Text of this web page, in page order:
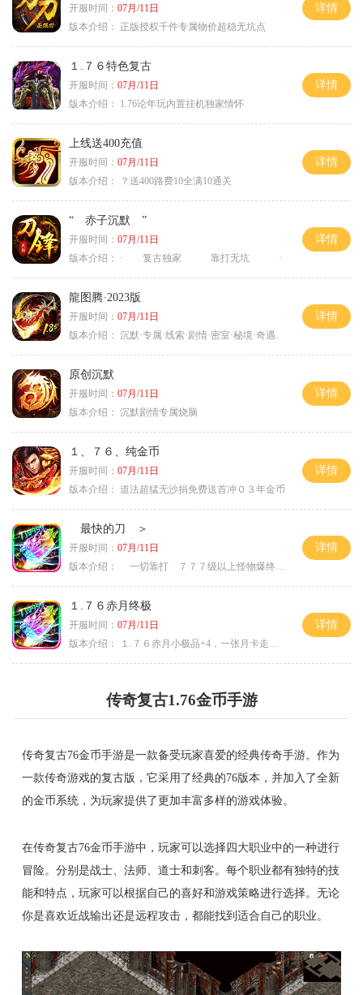
开服时间： 07月/11日
版本介绍：
正版授权千件专属物价超稳无坑点
详情
１.７６特色复古
开服时间： 07月/11日
版本介绍：
1.76论年玩内置挂机独家情怀
详情
上线送400充值
开服时间： 07月/11日
版本介绍：
？送400路费10全满10通关
详情
“ 赤子沉默 ”
开服时间： 07月/11日
版本介绍：
· 复古独家 靠打无坑 ·
详情
龍图腾·2023版
开服时间： 07月/11日
版本介绍： 沉默·专属·线索·剧情·密室·秘境·奇遇.
详情
原创沉默
开服时间： 07月/11日
版本介绍： 沉默剧情专属烧脑
详情
１、７６、纯金币
开服时间： 07月/11日
版本介绍： 道法超猛无沙捐免费送首冲０３年金币
详情
最快的刀 ＞
开服时间： 07月/11日
版本介绍：
一切靠打 ７７７级以上怪物爆终极 ＞
详情
１.７６赤月终极
开服时间： 07月/11日
版本介绍：
１.７６赤月小极品+4，一张月卡走天涯a
详情
传奇复古1.76金币手游
传奇复古76金币手游是一款备受玩家喜爱的经典传奇手游。作为
一款传奇游戏的复古版，它采用了经典的76版本，并加入了全新
的金币系统，为玩家提供了更加丰富多样的游戏体验。
在传奇复古76金币手游中，玩家可以选择四大职业中的一种进行
冒险。分别是战士、法师、道士和刺客。每个职业都有独特的技
能和特点，玩家可以根据自己的喜好和游戏策略进行选择。无论
你是喜欢近战输出还是远程攻击，都能找到适合自己的职业。